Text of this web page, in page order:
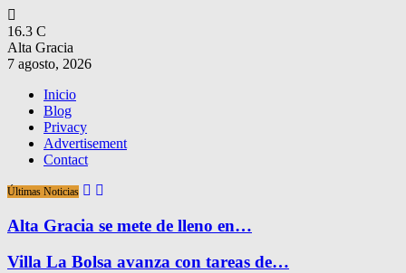
16.3 C
Alta Gracia
7 agosto, 2026
Inicio
Blog
Privacy
Advertisement
Contact
Últimas Noticias
Alta Gracia se mete de lleno en…
Villa La Bolsa avanza con tareas de…